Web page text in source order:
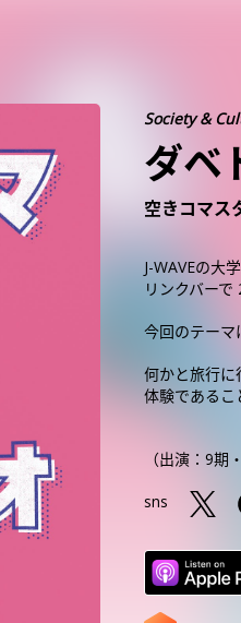
Society &
ダベ
空きコマス
J-WAVEの大
リンクバー
今回のテーマ
何かと旅行に
体験であるこ
（出演：9期
sns